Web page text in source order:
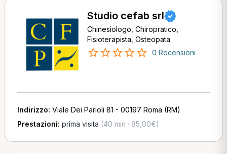
Studio cefab srl
Chinesiologo, Chiropratico,
Fisioterapista, Osteopata
0 Recensioni
Indirizzo: Viale Dei Parioli 81 - 00197 Roma (RM)
Prestazioni: prima visita (40 min · 85,00€)